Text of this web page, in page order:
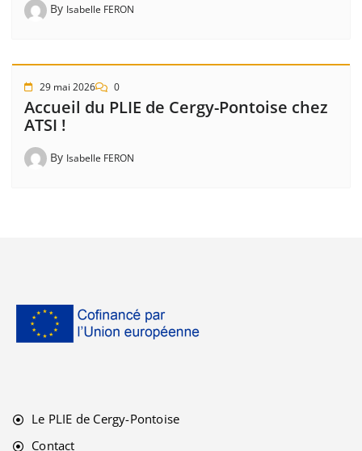
By Isabelle FERON
29 mai 2026 0
Accueil du PLIE de Cergy-Pontoise chez
ATSI !
By Isabelle FERON
Le PLIE de Cergy-Pontoise
Contact